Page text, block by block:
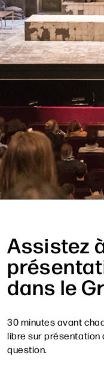
Assistez
dans le
30 minutes avant
libre sur présentation
question.